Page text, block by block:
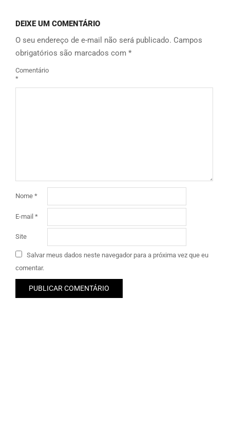
DEIXE UM COMENTÁRIO
O seu endereço de e-mail não será publicado. Campos
obrigatórios são marcados com *
Comentário
*
Nome *
E-mail *
Site
Salvar meus dados neste navegador para a próxima vez que eu
comentar.